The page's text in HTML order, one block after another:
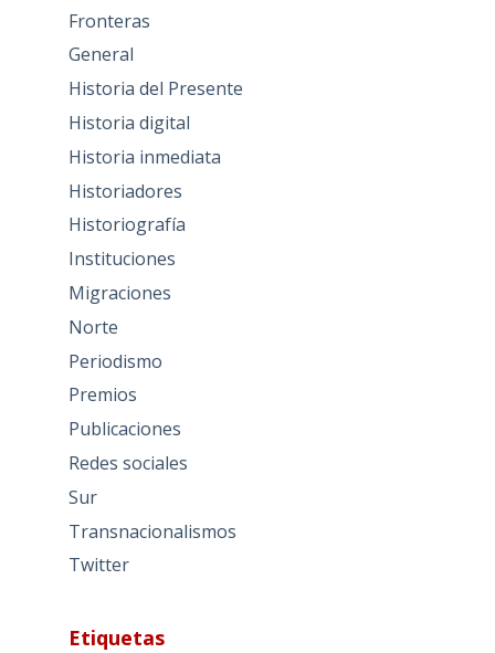
Fronteras
General
Historia del Presente
Historia digital
Historia inmediata
Historiadores
Historiografía
Instituciones
Migraciones
Norte
Periodismo
Premios
Publicaciones
Redes sociales
Sur
Transnacionalismos
Twitter
Etiquetas